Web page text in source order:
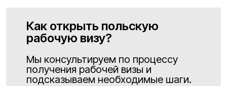
Как открыть польскую
рабочую визу?
Мы консультируем по процессу
получения рабочей визы и
подсказываем необходимые шаги.